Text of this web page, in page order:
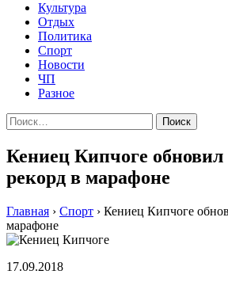
Культура
Отдых
Политика
Спорт
Новости
ЧП
Разное
Найти:
Кениец Кипчоге
рекорд в марафоне
Главная › Спорт › Кениец Кипчоге
марафоне
17.09.2018